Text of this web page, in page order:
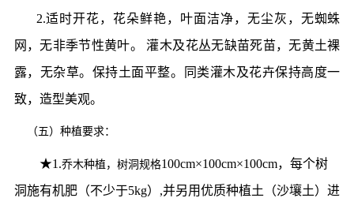
2.适时开花，花朵鲜艳，叶面洁净，无尘灰，无蜘蛛
网，无非季节性黄叶。 灌木及花丛无缺苗死苗，无黄土裸
露，无杂草。保持土面平整。同类灌木及花卉保持高度一
致，造型美观。
（五） 种植要求：
★1.乔木种植，树洞规格100cm×100cm×100cm，每个树
洞施有机肥（不少于5kg）,并另用优质种植土（沙壤土）进